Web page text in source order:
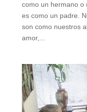
como un hermano o
es como un padre.
son como nuestros
amor,...